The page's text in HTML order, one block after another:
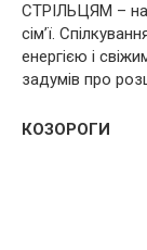
СТРІЛЬЦЯМ –
сім’ї.
енергією і
задумів про
КОЗОРОГИ